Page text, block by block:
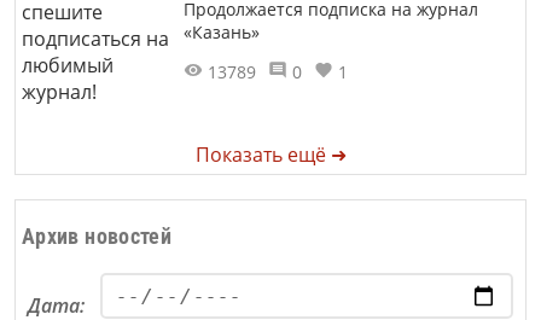
Продолжается подписка на журнал
«Казань»
13789
0 1
Показать ещё ➜
Архив новостей
Дата: